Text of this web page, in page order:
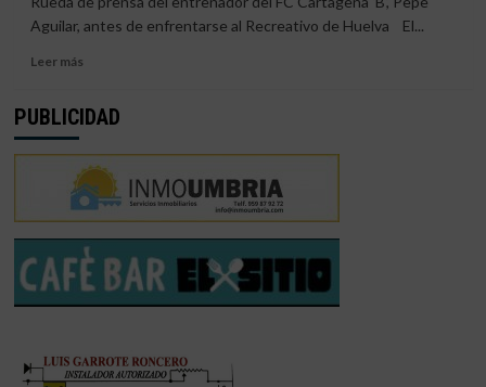
RECREATIVO
DE
Aguilar, antes de enfrentarse al Recreativo de Huelva El...
Leer másLeer
PEPE
|
«ESTE
DOMINGO
NOS
ENFRENTAMOS
A
UN
CLUB
PUBLICIDAD